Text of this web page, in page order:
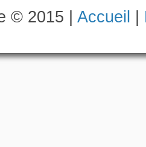
© 2015 | Accueil